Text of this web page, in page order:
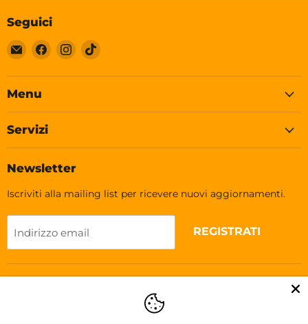
Seguici
Email
Soleplastic
Trovaci
Facebook
Trovaci
Instagram
Trovaci
TikTok
Menu
Servizi
Newsletter
Iscriviti alla mailing list per ricevere nuovi aggiornamenti.
Indirizzo email REGISTRATI
Lingua
Italiano